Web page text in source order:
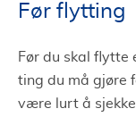
Før flytting
Før du skal flytte
ting du må gjøre
være lurt å